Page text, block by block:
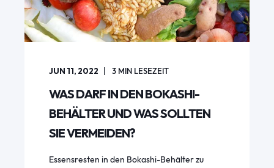
JUN 11, 2022 3 MIN LESEZEIT
WAS DARF IN DEN BOKASHI-
BEHÄLTER UND WAS SOLLTEN
SIE VERMEIDEN?
Essensresten in den Bokashi-Behälter zu